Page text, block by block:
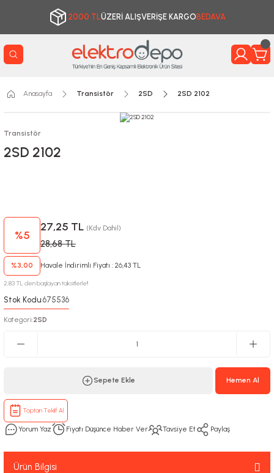
2000 TLÜZERİ ALIŞVERİŞE KARGO BEDAVA
Anasayfa Transistör 2SD 2SD 2102
Transistör
2SD 2102
%5
27,25 TL (Kdv Dahil)
28,68 TL
%3,00 Havale İndirimli Fiyatı : 26,43 TL
2,83 TL den başlayan taksitlerle!!
Stok Kodu:675536
Kategori:2SD
Sepete Ekle Hemen Al
Toptan Teklif Al
Yorum Yaz Fiyatı Düşünce Haber Ver Tavsiye Et Paylaş
Ürün Bilgisi